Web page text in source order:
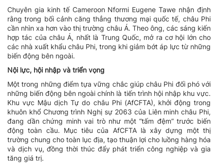
Chuyên gia kinh tế Cameroon Nformi Eugene Tawe nhận định
rằng trong bối cảnh căng thẳng thương mại quốc tế, châu Phi
cần nhìn xa hơn vào thị trường châu Á. Theo ông, các sáng kiến
hợp tác của châu Á, nhất là Trung Quốc, mở ra cơ hội lớn cho
các nhà xuất khẩu châu Phi, trong khi giảm bớt áp lực từ những
biến động bên ngoài.
Nội lực, hội nhập và triển vọng
Một trong những điểm tựa vững chắc giúp châu Phi đối phó với
những biến động bên ngoài chính là tiến trình hội nhập khu vực.
Khu vực Mậu dịch Tự do châu Phi (AfCFTA), khởi động trong
khuôn khổ Chương trình Nghị sự 2063 của Liên minh châu Phi,
đang dần chứng minh vai trò như một “tấm đệm” trước biến
động toàn cầu. Mục tiêu của AfCFTA là xây dựng một thị
trường chung cho toàn lục địa, tạo thuận lợi cho luồng hàng hóa
và dịch vụ, đồng thời thúc đẩy phát triển công nghiệp và gia
tăng giá trị.